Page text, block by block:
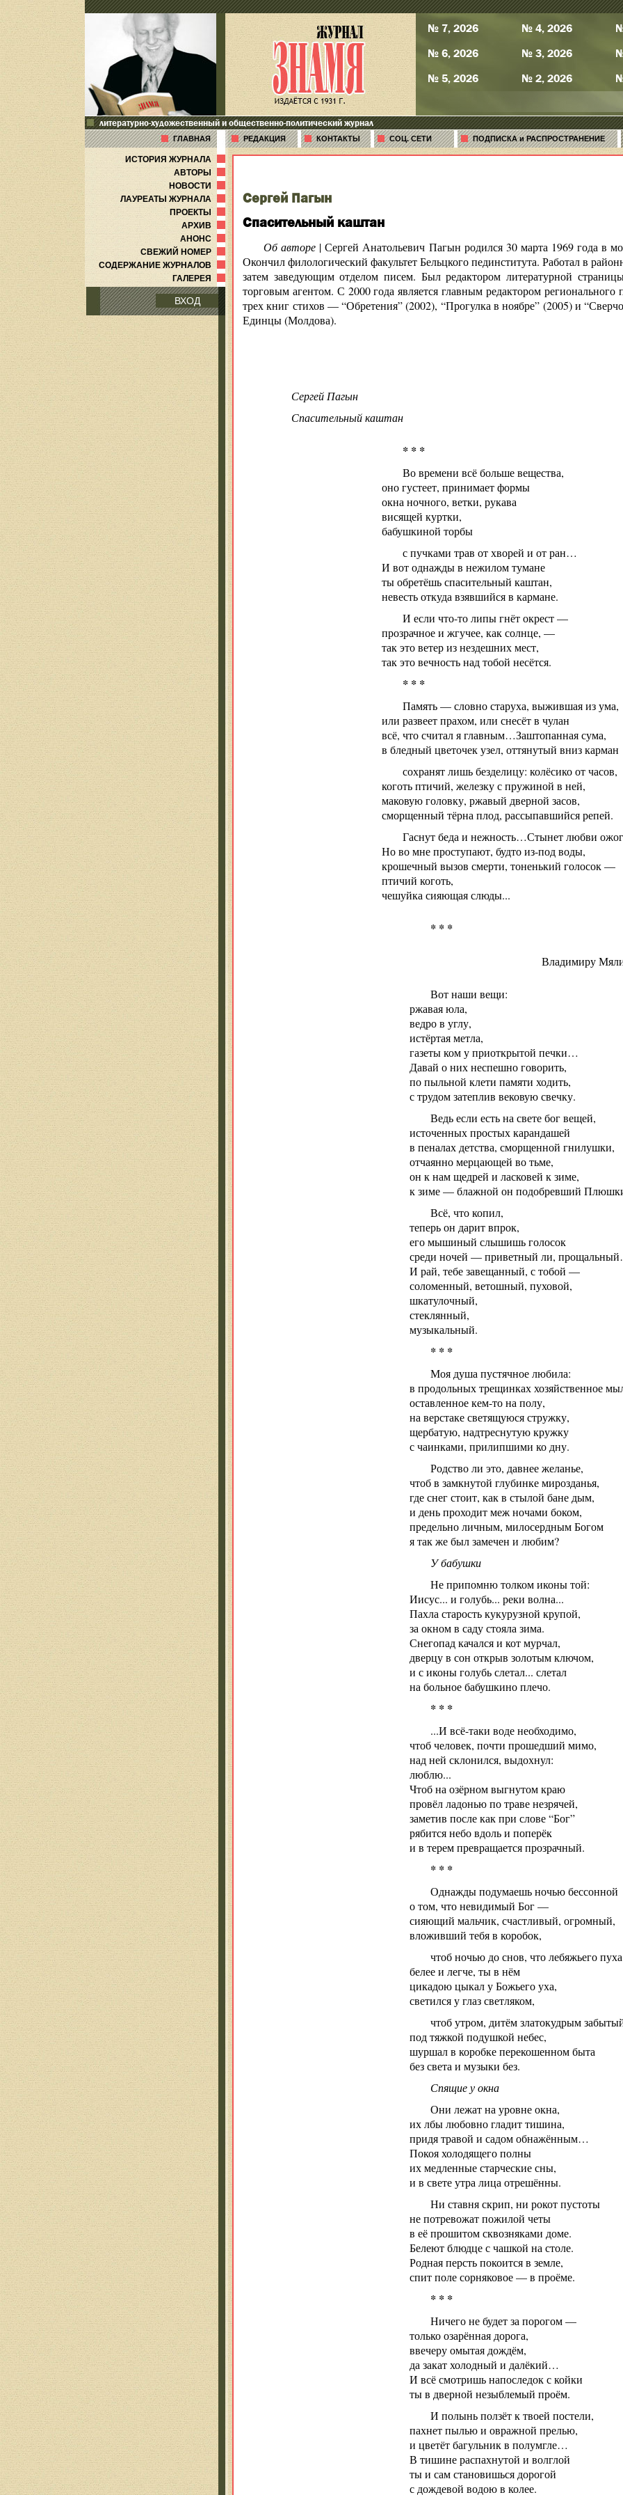
№ 7, 2026
№ 6, 2026
№ 5, 2026
№ 4, 2026
№ 3, 2026
№ 2, 2026
литературно-художественный и общественно-политический журнал
ГЛАВНАЯ РЕДАКЦИЯ КОНТАКТЫ СОЦ. СЕТИ ПОДПИСКА и РАСПРОСТРАНЕНИЕ
ИСТОРИЯ ЖУРНАЛА
АВТОРЫ
НОВОСТИ
ЛАУРЕАТЫ ЖУРНАЛА
ПРОЕКТЫ
АРХИВ
АНОНС
СВЕЖИЙ НОМЕР
СОДЕРЖАНИЕ ЖУРНАЛОВ
ГАЛЕРЕЯ
ВХОД
Сергей Пагын
Спасительный каштан
Об авторе | Сергей Анатольевич Пагын родился 30 марта 1969 года в
Окончил филологический факультет Бельцкого пединститута. Работал в
затем заведующим отделом писем. Был редактором литературной
торговым агентом. С 2000 года является главным редактором
трех книг стихов — “Обретения” (2002), “Прогулка в ноябре” (2005) и
Единцы (Молдова).
Сергей Пагын
Спасительный каштан
* * *
Во времени всё больше вещества,
оно густеет, принимает формы
окна ночного, ветки, рукава
висящей куртки,
бабушкиной торбы
с пучками трав от хворей и от ран…
И вот однажды в нежилом тумане
ты обретёшь спасительный каштан,
невесть откуда взявшийся в кармане.
И если что-то липы гнёт окрест —
прозрачное и жгучее, как солнце, —
так это ветер из нездешних мест,
так это вечность над тобой несётся.
* * *
Память — словно старуха, выжившая из ума,
или развеет прахом, или снесёт в чулан
всё, что считал я главным…Заштопанная сума,
в бледный цветочек узел, оттянутый вниз карман
сохранят лишь безделицу: колёсико от часов,
коготь птичий, железку с пружиной в ней,
маковую головку, ржавый дверной засов,
сморщенный тёрна плод, рассыпавшийся репей.
Гаснут беда и нежность…Стынет любви
Но во мне проступают, будто из-под воды,
крошечный вызов смерти, тоненький голосок —
птичий коготь,
чешуйка сияющая слюды...
* * *
Владимиру
Вот наши вещи:
ржавая юла,
ведро в углу,
истёртая метла,
газеты ком у приоткрытой печки…
Давай о них неспешно говорить,
по пыльной клети памяти ходить,
с трудом затеплив вековую свечку.
Ведь если есть на свете бог вещей,
источенных простых карандашей
в пеналах детства, сморщенной гнилушки,
отчаянно мерцающей во тьме,
он к нам щедрей и ласковей к зиме,
к зиме — блажной он подобревший
Всё, что копил,
теперь он дарит впрок,
его мышиный слышишь голосок
среди ночей — приветный ли,
И рай, тебе завещанный, с тобой —
соломенный, ветошный, пуховой,
шкатулочный,
стеклянный,
музыкальный.
* * *
Моя душа пустячное любила:
в продольных трещинках хозяйственное
оставленное кем-то на полу,
на верстаке светящуюся стружку,
щербатую, надтреснутую кружку
с чаинками, прилипшими ко дну.
Родство ли это, давнее желанье,
чтоб в замкнутой глубинке мирозданья,
где снег стоит, как в стылой бане дым,
и день проходит меж ночами боком,
предельно личным, милосердным Богом
я так же был замечен и любим?
У бабушки
Не припомню толком иконы той:
Иисус... и голубь... реки волна...
Пахла старость кукурузной крупой,
за окном в саду стояла зима.
Снегопад качался и кот мурчал,
дверцу в сон открыв золотым ключом,
и с иконы голубь слетал... слетал
на больное бабушкино плечо.
* * *
...И всё-таки воде необходимо,
чтоб человек, почти прошедший мимо,
над ней склонился, выдохнул:
люблю...
Чтоб на озёрном выгнутом краю
провёл ладонью по траве незрячей,
заметив после как при слове “Бог”
рябится небо вдоль и поперёк
и в терем превращается прозрачный.
* * *
Однажды подумаешь ночью бессонной
о том, что невидимый Бог —
сияющий мальчик, счастливый, огромный,
вложивший тебя в коробок,
чтоб ночью до снов, что лебяжьего пуха
белее и легче, ты в нём
цикадою цыкал у Божьего уха,
светился у глаз светляком,
чтоб утром, дитём златокудрым
под тяжкой подушкой небес,
шуршал в коробке перекошенном быта
без света и музыки без.
Спящие у окна
Они лежат на уровне окна,
их лбы любовно гладит тишина,
придя травой и садом обнажённым…
Покоя холодящего полны
их медленные старческие сны,
и в свете утра лица отрешённы.
Ни ставня скрип, ни рокот пустоты
не потревожат пожилой четы
в её прошитом сквозняками доме.
Белеют блюдце с чашкой на столе.
Родная персть покоится в земле,
спит поле сорняковое — в проёме.
* * *
Ничего не будет за порогом —
только озарённая дорога,
ввечеру омытая дождём,
да закат холодный и далёкий…
И всё смотришь напоследок с койки
ты в дверной незыблемый проём.
И полынь ползёт к твоей постели,
пахнет пылью и овражной прелью,
и цветёт багульник в полумгле…
В тишине распахнутой и волглой
ты и сам становишься дорогой
с дождевой водою в колее.